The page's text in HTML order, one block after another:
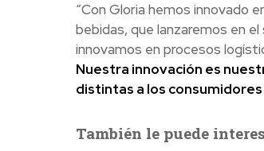
“Con Gloria hemos innovado
bebidas, que lanzaremos en
innovamos en procesos
Nuestra innovación es
distintas a los
También le puede